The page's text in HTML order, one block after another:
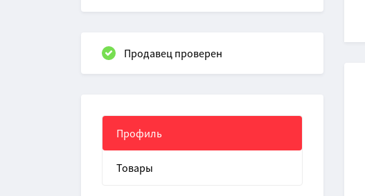
Продавец проверен
Профиль
Товары